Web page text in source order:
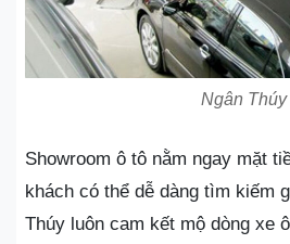
Ngân Thúy
Showroom ô tô nằm ngay mặt
khách có thể dễ dàng tìm kiếm
Thúy luôn cam kết mộ dòng xe